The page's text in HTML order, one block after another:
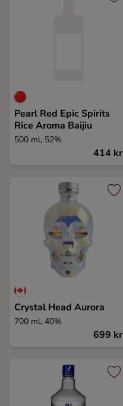
Pearl Red Epic Spirits
Rice Aroma Baijiu
500 ml, 52%
414 kr
Crystal Head Aurora
700 ml, 40%
699 kr